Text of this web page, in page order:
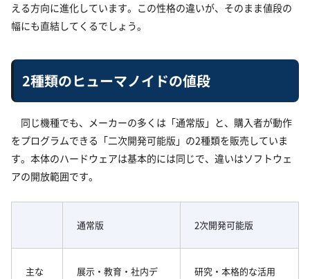
える方向に進化しています。この性格の違いが、そのまま値段の
幅にも直結してくるでしょう。
2種類のヒューマノイドの値段
同じ機種でも、メーカーの多くは「通常版」と、購入者が動作
をプログラムできる「二次開発可能版」の2種類を販売していま
す。本体のハードウェアは基本的には同じで、違いはソフトウェ
アの開放範囲です。
通常版 2次開発可能版
主な
展示・教育・社内デ
研究・本格的な活用